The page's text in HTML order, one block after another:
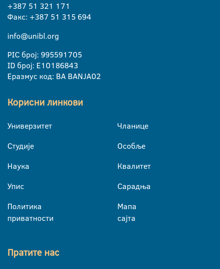
+387 51 321 171
Факс: +387 51 315 694
info@unibl.org
PIC број: 995591705
ID број: E10186843
Еразмус код: BA BANJA02
Корисни линкови
Универзитет
Студије
Наука
Упис
Политика
приватности
Чланице
Особље
Квалитет
Сарадња
Мапа
сајта
Пратите нас